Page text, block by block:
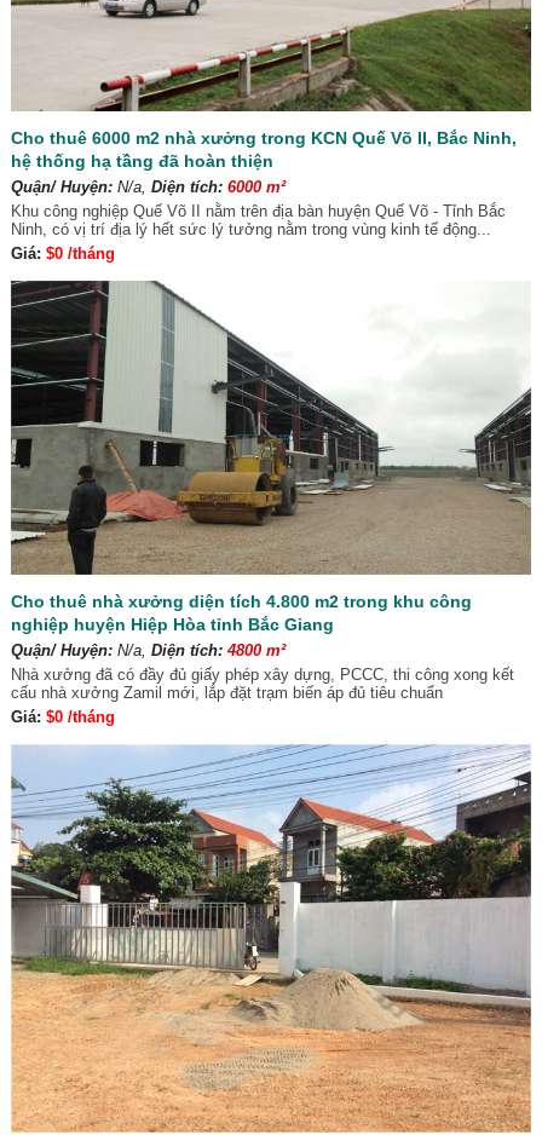
Cho thuê 6000 m2 nhà xưởng trong KCN Quế Võ II, Bắc Ninh,
hệ thống hạ tầng đã hoàn thiện
Quận/ Huyện:N/a, Diện tích: 6000 m²
Khu công nghiệp Quế Võ II nằm trên địa bàn huyện Quế Võ - Tỉnh Bắc
Ninh, có vị trí địa lý hết sức lý tưởng nằm trong vùng kinh tế động...
Giá: $0 /tháng
Cho thuê nhà xưởng diện tích 4.800 m2 trong khu công
nghiệp huyện Hiệp Hòa tỉnh Bắc Giang
Quận/ Huyện:N/a, Diện tích: 4800 m²
Nhà xưởng đã có đầy đủ giấy phép xây dựng, PCCC, thi công xong kết
cấu nhà xưởng Zamil mới, lắp đặt trạm biến áp đủ tiêu chuẩn
Giá: $0 /tháng